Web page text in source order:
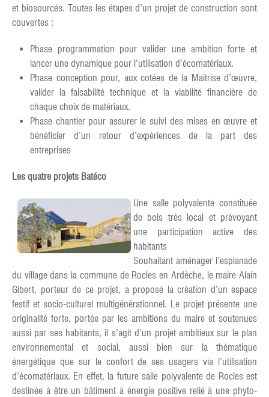
et biosourcés. Toutes les étapes d’un projet de construction sont
couvertes :
Phase programmation pour valider une ambition forte et
lancer une dynamique pour l’utilisation d’écomatériaux.
Phase conception pour, aux cotées de la Maitrise d’œuvre,
valider la faisabilité technique et la viabilité financière de
chaque choix de matériaux.
Phase chantier pour assurer le suivi des mises en œuvre et
bénéficier d’un retour d’expériences de la part des
entreprises
Les quatre projets Batéco
Une salle polyvalente constituée
de bois très local et prévoyant
une participation active des
habitants
Souhaitant aménager l’esplanade
du village dans la commune de Rocles en Ardèche, le maire Alain
Gibert, porteur de ce projet, a proposé la création d’un espace
festif et socio-culturel multigénérationnel. Le projet présente une
originalité forte, portée par les ambitions du maire et soutenues
aussi par ses habitants, il s’agit d’un projet ambitieux sur le plan
environnemental et social, aussi bien sur la thématique
énergétique que sur le confort de ses usagers via l’utilisation
d’écomatériaux. En effet, la future salle polyvalente de Rocles est
destinée à être un bâtiment à énergie positive relié à une phyto-